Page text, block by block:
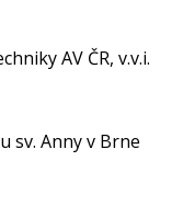
AV ČR, v.v.i.
sv. Anny v Brne